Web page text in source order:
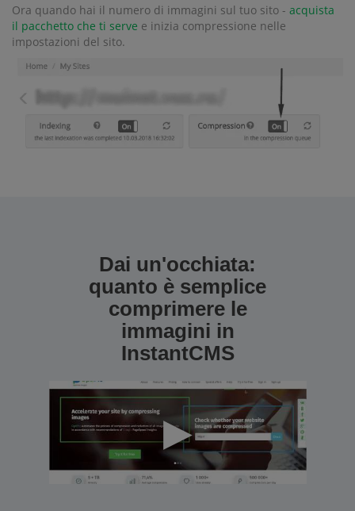
Ora quando hai il numero di immagini sul tuo sito - acquista
il pacchetto che ti serve e inizia compressione nelle
impostazioni del sito.
Dai un'occhiata:
quanto è semplice
comprimere le
immagini in
InstantCMS